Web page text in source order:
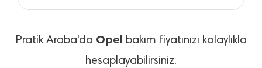
Pratik Araba'da Opel bakım fiyatınızı kolaylıkla
hesaplayabilirsiniz.